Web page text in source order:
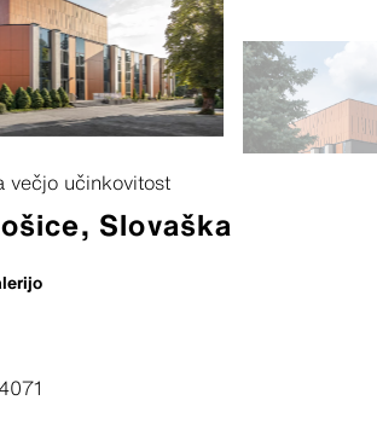
večjo učinkovitost
Slovaška